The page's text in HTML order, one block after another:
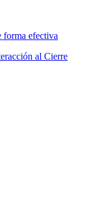
forma efectiva
al Cierre